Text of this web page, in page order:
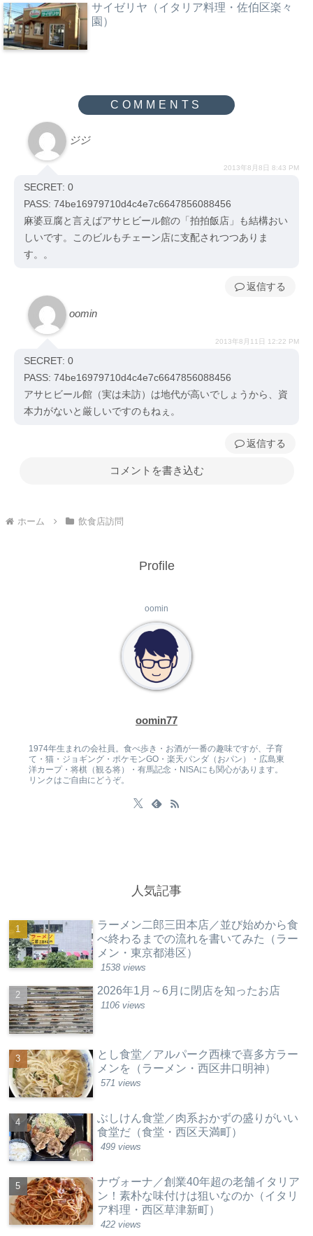
サイゼリヤ（イタリア料理・佐伯区楽々
園）
ジジ
2013年8月8日 8:43 PM
SECRET: 0
PASS: 74be16979710d4c4e7c6647856088456
麻婆豆腐と言えばアサヒビール館の「拍拍飯店」も結構おい
しいです。このビルもチェーン店に支配されつつありま
す。。
返信
oomin
2013年8月11日 12:22 PM
SECRET: 0
PASS: 74be16979710d4c4e7c6647856088456
アサヒビール館（実は未訪）は地代が高いでしょうから、資
本力がないと厳しいですのもねぇ。
返信
コメントを書き込む
ホーム 飲食店訪問
Profile
oomin
oomin77
1974年生まれの会社員。食べ歩き・お酒が一番の趣味ですが、子育
て・猫・ジョギング・ポケモンGO・楽天パンダ（おパン）・広島東
洋カープ・将棋（観る将）・有馬記念・NISAにも関心があります。
リンクはご自由にどうぞ。
人気記事
ラーメン二郎三田本店／並び始めから食
べ終わるまでの流れを書いてみた（ラー
メン・東京都港区）
1538 views
2026年1月～6月に閉店を知ったお店
1106 views
とし食堂／アルパーク西棟で喜多方ラー
メンを（ラーメン・西区井口明神）
571 views
ぶしけん食堂／肉系おかずの盛りがいい
食堂だ（食堂・西区天満町）
499 views
ナヴォーナ／創業40年超の老舗イタリア
ン！素朴な味付けは狙いなのか（イタリ
ア料理・西区草津新町）
422 views